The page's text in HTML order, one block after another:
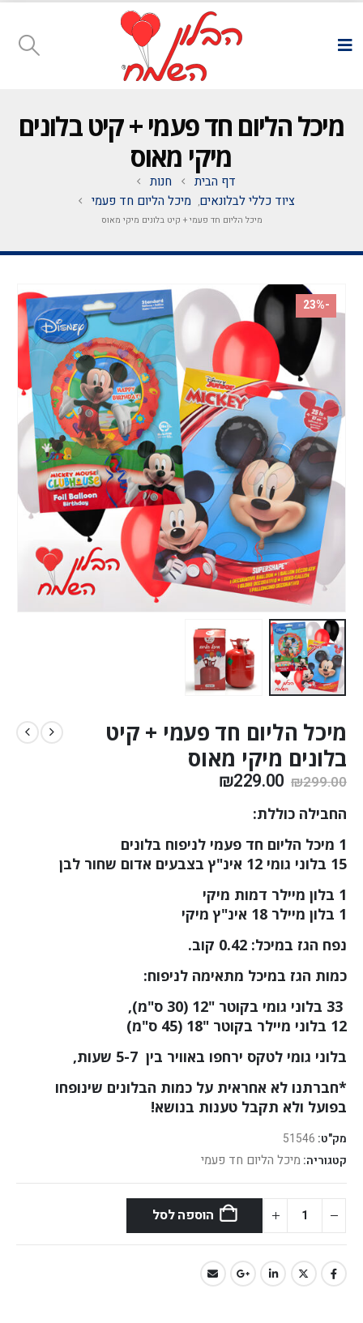
מיכל הליום חד פעמי + קיט בלונים
מיקי מאוס
דף הבית
חנות
ציוד כללי לבלונאים, מיכל הליום חד פעמי
מיכל הליום חד פעמי + קיט בלונים מיקי מאוס
-23%
מיכל הליום חד פעמי + קיט
בלונים מיקי מאוס
₪299.00
₪229.00
החבילה כוללת:
1 מיכל הליום חד פעמי לניפוח בלונים
15 בלוני גומי 12 אינ"ץ בצבעים אדום שחור לבן
1 בלון מיילר דמות מיקי
1 בלון מיילר 18 אינ"ץ מיקי
נפח הגז במיכל: 0.42 קוב
.
כמות הגז במיכל מתאימה לניפוח:
בלוני גומי בקוטר "12 (30 ס"מ),
12 בלוני מיילר בקוטר "18 (45 ס"מ)
בלוני גומי לטקס ירחפו באוויר בין 5-7 שעות
,
*חברתנו לא אחראית על כמות הבלונים שינופחו
בפועל ולא תקבל טענות בנושא!
מק"ט: 51546
קטגוריה: מיכל הליום חד פעמי
הוספה לסל